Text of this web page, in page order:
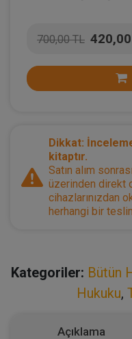
700,00 TL
Dikkat:
kitaptır.
Satın alım
üzerinden direkt
cihazlarınızdan
herhangi bir
Kategoriler: Bütün
Hukuku,
Açıklama